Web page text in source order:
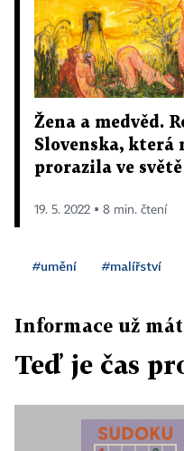
Žena a medvěd.
Slovenska, která
prorazila ve světě
19. 5. 2022 ▪ 8 min. čtení
#umění #malířství
Informace už
Teď je čas